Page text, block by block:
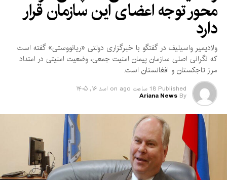
این پیمان علیه هیچ طرف مشخصی تنظیم نشده، برای پیوستن
دیگر کشورهای منطقه نیز باز است و هیچ‌یک از توافق‌های دوجانبه یا
چندجانبه موجود را لغو یا جایگزین نمی‌کند.
با این حال، این سه کشور به‌طور ویژه نسبت به مواضع نظامی فزاینده
تهاجمی اسرائیل و همچنین ایرانِ شیعه با گرایش انقلابی ابراز نگرانی
دارند؛ آن هم در شرایطی که متحد دیرینه‌شان، ایالات متحده، برای
مهار ناآرامی‌های منطقه‌ای با چالش روبه‌رو است.
محور توجه اعضای این سازمان قرار
دارد
ولادیمیر واسیلیف در گفتگو با خبرگزاری دولتی «ریانووستی» گفته است
که نگرانی اصلی سازمان پیمان امنیت جمعی، وضعیت امنیتی در امتداد
مرز تاجکستان و افغانستان است.
Published 18 ساعت ago on اسد ۱۶, ۱۴۰۵
By
Ariana News